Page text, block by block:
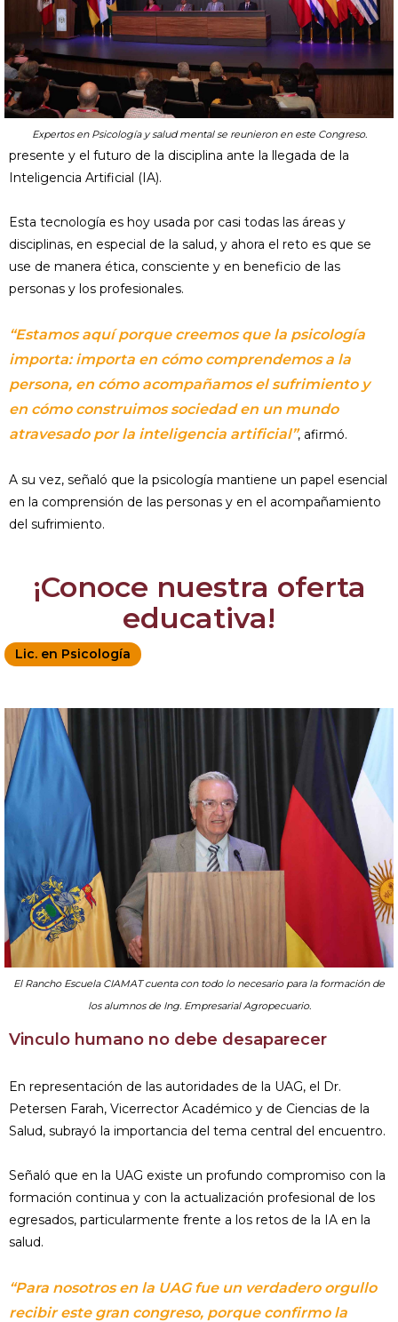
Expertos en Psicología y salud mental se reunieron en este Congreso.
presente y el futuro de la disciplina ante la llegada de la
Inteligencia Artificial (IA).
Esta tecnología es hoy usada por casi todas las áreas y
disciplinas, en especial de la salud, y ahora el reto es que se
use de manera ética, consciente y en beneficio de las
personas y los profesionales.
“Estamos aquí porque creemos que la psicología
importa: importa en cómo comprendemos a la
persona, en cómo acompañamos el sufrimiento y
en cómo construimos sociedad en un mundo
atravesado por la inteligencia artificial”, afirmó.
A su vez, señaló que la psicología mantiene un papel esencial
en la comprensión de las personas y en el acompañamiento
del sufrimiento.
¡Conoce nuestra oferta
educativa!
Lic. en Psicología
El Rancho Escuela CIAMAT cuenta con todo lo necesario para la formación de
los alumnos de Ing. Empresarial Agropecuario.
Vinculo humano no debe desaparecer
En representación de las autoridades de la UAG, el Dr.
Petersen Farah, Vicerrector Académico y de Ciencias de la
Salud, subrayó la importancia del tema central del encuentro.
Señaló que en la UAG existe un profundo compromiso con la
formación continua y con la actualización profesional de los
egresados, particularmente frente a los retos de la IA en la
salud.
“Para nosotros en la UAG fue un verdadero orgullo
recibir este gran congreso, porque confirmo la